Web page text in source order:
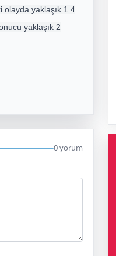
olayda yaklaşık 1.4
yaklaşık 2
0 yorum